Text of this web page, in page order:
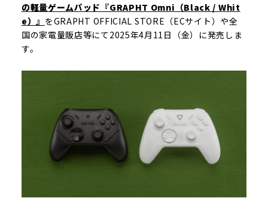
の軽量ゲームパッド『GRAPHT Omni（Black / Whit
e）』 をGRAPHT OFFICIAL STORE（ECサイト）や全
国の家電量販店等にて2025年4月11日（金）に発売しま
す。